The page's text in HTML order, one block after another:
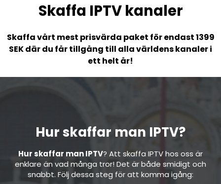
Skaffa IPTV kanaler
Skaffa vårt mest prisvärda paket för endast 1399
SEK där du får tillgång till alla världens kanaler i
ett helt år!
Hur skaffar man IPTV?
Hur skaffar man IPTV? Att skaffa IPTV hos oss är
enklare än vad många tror! Det är både smidigt och
snabbt. Följ dessa steg för att komma igång: